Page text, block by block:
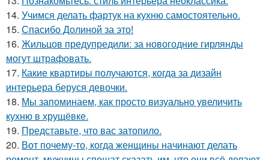
14. Учимся делать фартук на кухню самостоятельно.
15. Спасибо Долиной за это!
16. Жильцов предупредили: за новогодние гирлянды
могут штрафовать.
17. Какие квартиры получаются, когда за дизайн
интерьера беруся девочки.
18. Мы запоминаем, как просто визуально увеличить
кухню в хрущёвке.
19. Представьте, что вас затопило.
20. Вот почему-то, когда женщины начинают делать